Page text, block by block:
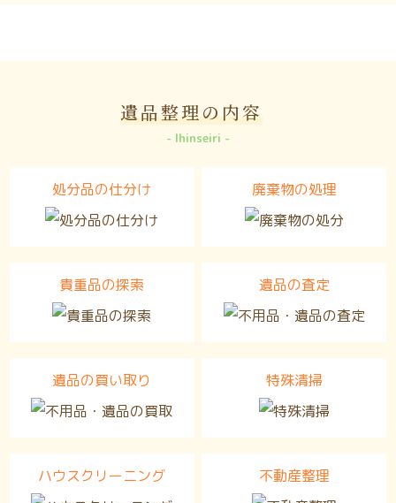
遺品整理の内容
Ihinseiri
処分品の仕分け 廃棄物の処理
貴重品の探索 遺品の査定
遺品の買い取り 特殊清掃
ハウスクリーニング 不動産整理